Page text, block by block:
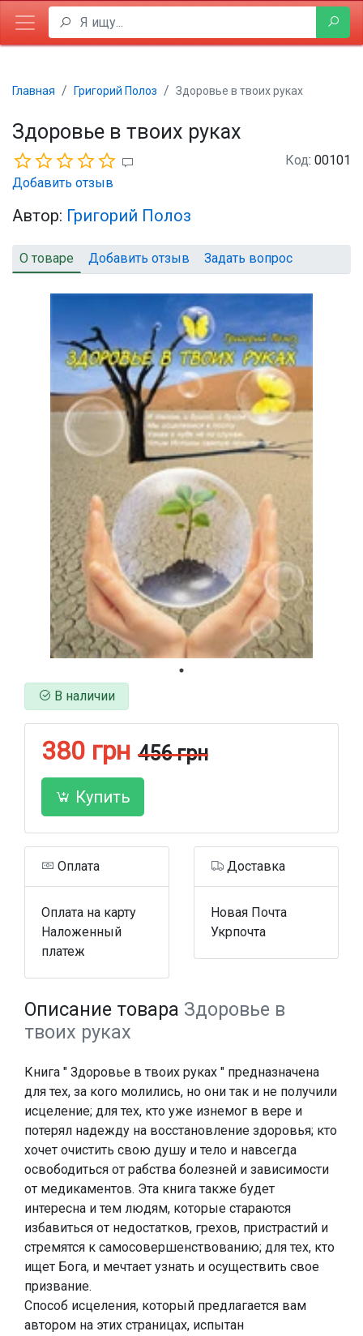
Главная Григорий Полоз Здоровье в твоих руках
Здоровье в твоих руках
Добавить отзыв
Код: 00101
Автор: Григорий Полоз
О товаре Добавить отзыв Задать вопрос
В наличии
380 грн 456 грн
Купить
Оплата
Оплата на карту
Наложенный
платеж
Доставка
Новая Почта
Укрпочта
Описание товара Здоровье в
твоих руках
Книга " Здоровье в твоих руках " предназначена
для тех, за кого молились, но они так и не получили
исцеление; для тех, кто уже изнемог в вере и
потерял надежду на восстановление здоровья; кто
хочет очистить свою душу и тело и навсегда
освободиться от рабства болезней и зависимости
от медикаментов. Эта книга также будет
интересна и тем людям, которые стараются
избавиться от недостатков, грехов, пристрастий и
стремятся к самосовершенствованию; для тех, кто
ищет Бога, и мечтает узнать и осуществить свое
призвание.
Способ исцеления, который предлагается вам
автором на этих страницах, испытан